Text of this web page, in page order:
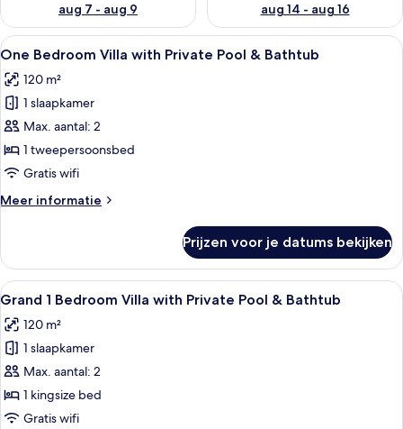
aug 7 - aug 9
aug 14 - aug 16
Alle
foto's
voor
One
Bedroom
Villa
with
Pool
laden
Een zwembad met cactussen aan
13
One Bedroom Villa with Private Pool & Bathtub
120 m²
1 slaapkamer
Max. aantal: 2
1 tweepersoonsbed
Gratis wifi
Meer informatie
Meer
Bedroom
Villa
with
Pool
&
Bathtub
Prijzen voor je datums bekijken
Alle
foto's
voor
Grand
1
Bedroom
Villa
Een zwembadgedeelte met een
13
Grand 1 Bedroom Villa with Private Pool & Bathtub
120 m²
1 slaapkamer
Max. aantal: 2
1 kingsize bed
Gratis wifi